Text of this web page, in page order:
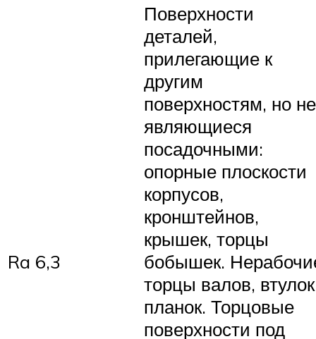
Ra 6,3
Поверхности
деталей,
прилегающие к
другим
поверхностям, но не
являющиеся
посадочными:
опорные плоскости
корпусов,
кронштейнов,
крышек, торцы
бобышек.
торцы валов,
планок. Торцовые
поверхности под